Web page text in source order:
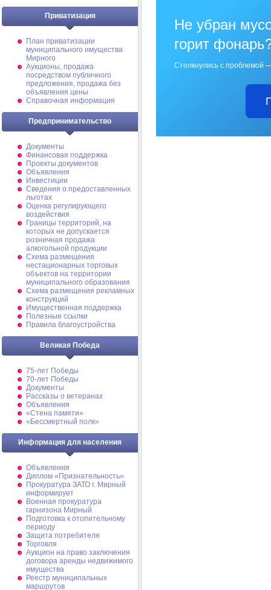
Приватизация
План приватизации
муниципального имущества
Мирного
Аукционы, продажа
посредством публичного
предложения, продажа без
объявления цены
Справочная информация
Предпринимательство
Документы
Финансовая поддержка
Проекты документов
Объявления
Инвестиции
Сведения о предоставленных
льготах
Оценка регулирующего
воздействия
Границы территорий, на
которых не допускается
розничная продажа
алкогольной продукции
Схема размещения
нестационарных торговых
объектов на территории
муниципального образования
Схема размещения рекламных
конструкций
Имущественная поддержка
Полезные ссылки
Правила благоустройства
Великая Победа
75-лет Победы
70-лет Победы
Документы
Рассказы о ветеранах
Объявления
«Стена памяти»
«Бессмертный полк»
Информация для населения
Объявления
Диплом «Признательность»
Прокуратура ЗАТО г. Мирный
информирует
Военная прокуратура
гарнизона Мирный
Подготовка к отопительному
периоду
Защита потребителя
Торговля
Аукцион на право заключения
договора аренды недвижимого
имущества
Реестр муниципальных
маршрутов
Не убран
горит
Столкнулись с проблемой